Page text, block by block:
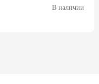
В наличии